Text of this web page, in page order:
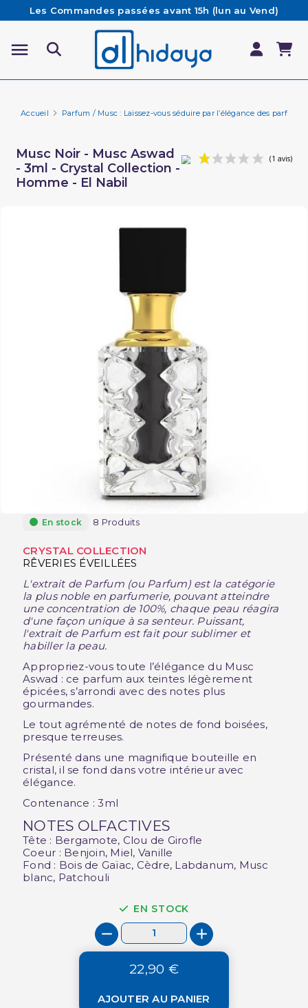
Les Commandes passées avant 15h (lun au Vend)
sont préparées et expédiées le jour même
Besoin d'aide ? Retrouvez notre FAQ
Livraison offerte à partir de 65€ d'achat*
Accueil Parfum / Musc : Laissez-vous séduire par l’élégance des parfums
Musc Noir - Musc Aswad
- 3ml - Crystal Collection -
Homme - El Nabil
En stock 8 Produits
CRYSTAL COLLECTION
RÊVERIES ÉVEILLÉES
L'extrait de Parfum (ou Parfum) est la catégorie
la plus noble en parfumerie, pouvant atteindre
une concentration de 100%, chaque peau réagira
d'une façon unique à sa senteur. Puissant,
l'extrait de Parfum est fait pour sublimer et
habiller la peau.
Appropriez-vous toute l’élégance du Musc
Aswad : ce parfum aux teintes légèrement
épicées, s’arrondi avec des notes plus
gourmandes.
Le tout agrémenté de notes de fond boisées,
presque terreuses.
Présenté dans une magnifique bouteille en
cristal, il se fond dans votre intérieur avec
élégance.
Contenance : 3ml
NOTES OLFACTIVES
Tête : Bergamote, Clou de Girofle
Coeur : Benjoin, Miel, Vanille
Fond : Bois de Gaïac, Cèdre, Labdanum, Musc
blanc, Patchouli
EN STOCK
22,90 €
AJOUTER AU PANIER